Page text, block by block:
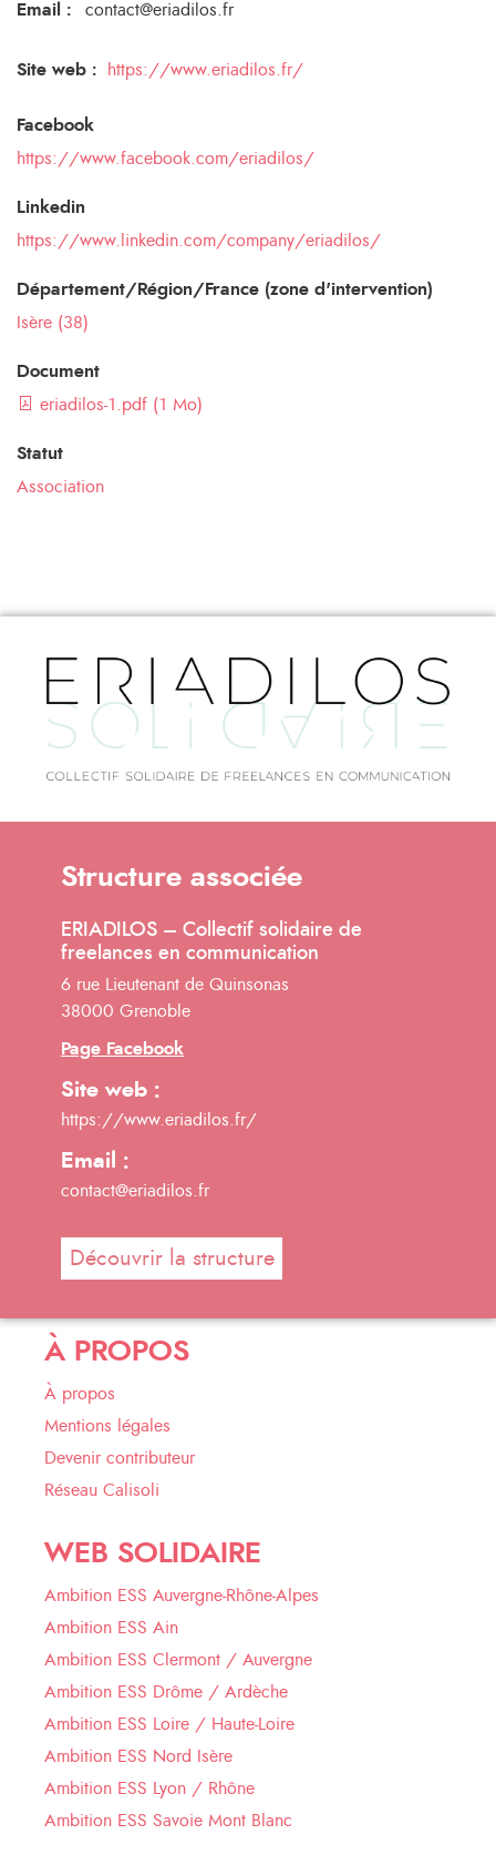
Email : contact@eriadilos.fr
Site web : https://www.eriadilos.fr/
Facebook
https://www.facebook.com/eriadilos/
Linkedin
https://www.linkedin.com/company/eriadilos/
Département/Région/France (zone d'intervention)
Isère (38)
Document
eriadilos-1.pdf (1 Mo)
Statut
Association
Structure associée
ERIADILOS – Collectif solidaire de
freelances en communication
6 rue Lieutenant de Quinsonas
38000 Grenoble
Page Facebook
Site web :
https://www.eriadilos.fr/
Email :
contact@eriadilos.fr
Découvrir la structure
À PROPOS
À propos
Mentions légales
Devenir contributeur
Réseau Calisoli
WEB SOLIDAIRE
Ambition ESS Auvergne-Rhône-Alpes
Ambition ESS Ain
Ambition ESS Clermont / Auvergne
Ambition ESS Drôme / Ardèche
Ambition ESS Loire / Haute-Loire
Ambition ESS Nord Isère
Ambition ESS Lyon / Rhône
Ambition ESS Savoie Mont Blanc